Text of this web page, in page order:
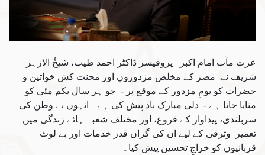
عزت مآب امام اکبر پروفیسر ڈاکٹر احمد طیب، شیخُ الازہر
شریف نے مصر کے مخلص مزدوروں اور محنت کش خواتین و
حضرات کو یومِ مزدور کے موقع پر - جو ہر سال یکم مئی کو
منایا جاتا ہے - دلی مبارک باد پیش کی ہے۔ انہوں نے وطن کی
سربلندی، پیداوار کے فروغ، اور مختلف شعبہ ہائے زندگی میں
تعمیر وترقی کے لیے ان کی گراں قدر خدمات اور بے لوث
قربانیوں کو خراجِ تحسین پیش کیا۔